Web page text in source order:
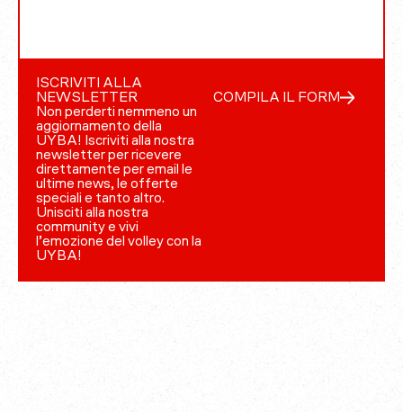
ISCRIVITI ALLA
NEWSLETTER
Non perderti nemmeno un
aggiornamento della
UYBA! Iscriviti alla nostra
newsletter per ricevere
direttamente per email le
ultime news, le offerte
speciali e tanto altro.
Unisciti alla nostra
community e vivi
l’emozione del volley con la
UYBA!
COMPILA IL FORM